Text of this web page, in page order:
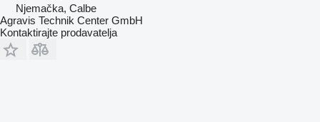
Njemačka, Calbe
Agravis Technik Center GmbH
Kontaktirajte prodavatelja